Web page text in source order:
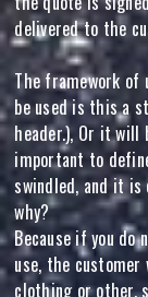
delivered to the
The framework of
be used is this a
header.), Or it will
important to
swindled, and it
why?
Because if you do
use, the
clothing or other,